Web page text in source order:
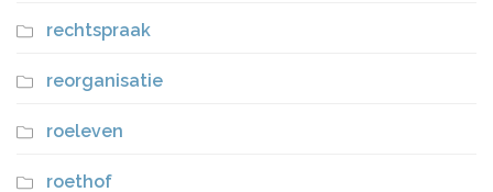
rechtspraak
reorganisatie
roeleven
roethof